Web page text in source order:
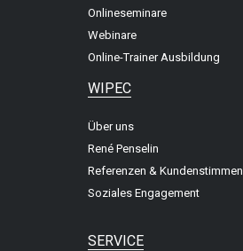
Onlineseminare
Webinare
Online-Trainer Ausbildung
WIPEC
Über uns
René Penselin
Referenzen & Kundenstimmen
Soziales Engagement
SERVICE